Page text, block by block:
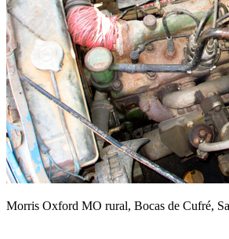
Morris Oxford MO rural, Bocas de Cufré,